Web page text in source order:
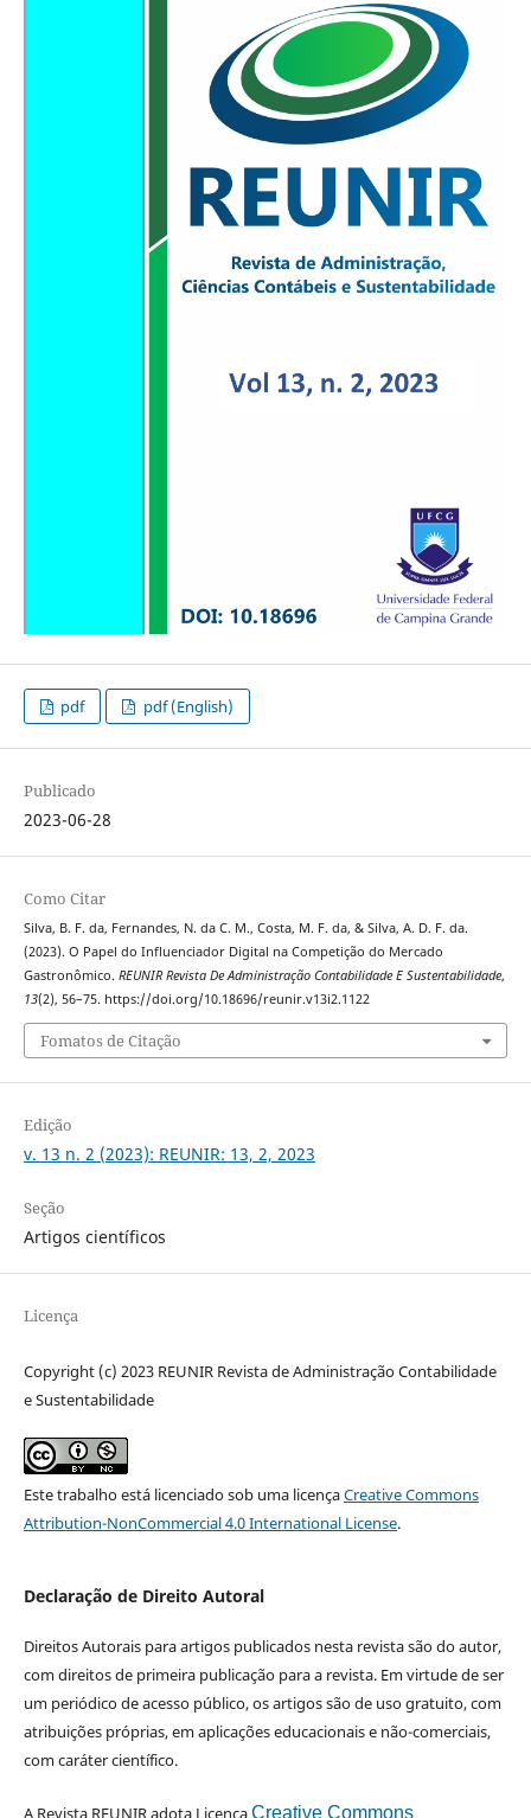
pdf pdf (English)
Publicado
2023-06-28
Como Citar
Silva, B. F. da, Fernandes, N. da C. M., Costa, M. F. da, & Silva, A. D. F. da.
(2023). O Papel do Influenciador Digital na Competição do Mercado
Gastronômico. REUNIR Revista De Administração Contabilidade E Sustentabilidade,
13(2), 56–75. https://doi.org/10.18696/reunir.v13i2.1122
Fomatos de Citação
Edição
v. 13 n. 2 (2023): REUNIR: 13, 2, 2023
Seção
Artigos científicos
Licença
Copyright (c) 2023 REUNIR Revista de Administração Contabilidade
e Sustentabilidade
Este trabalho está licenciado sob uma licençaCreative Commons
Attribution-NonCommercial 4.0 International License.
Declaração de Direito Autoral
Direitos Autorais para artigos publicados nesta revista são do autor,
com direitos de primeira publicação para a revista. Em virtude de ser
um periódico de acesso público, os artigos são de uso gratuito, com
atribuições próprias, em aplicações educacionais e não-comerciais,
com caráter científico.
A Revista REUNIR adota LicençaCreative Commons